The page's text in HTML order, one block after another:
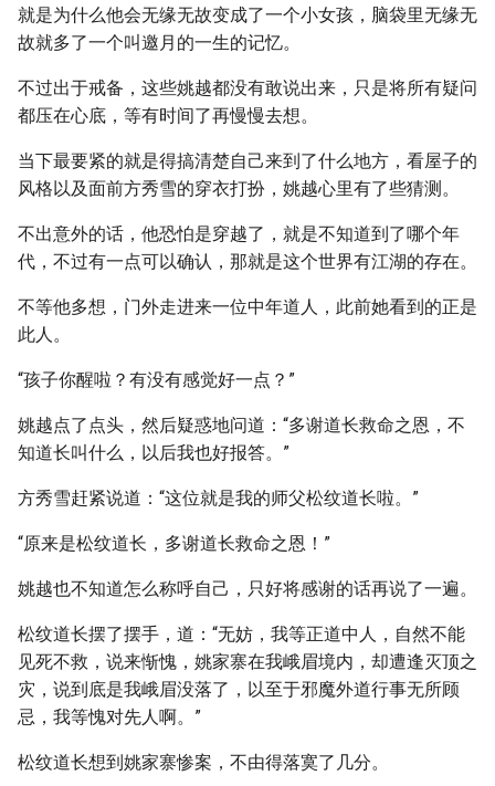
就是为什么他会无缘无故变成了一个小女孩，脑袋里无缘无
故就多了一个叫邀月的一生的记忆。
不过出于戒备，这些姚越都没有敢说出来，只是将所有疑问
都压在心底，等有时间了再慢慢去想。
当下最要紧的就是得搞清楚自己来到了什么地方，看屋子的
风格以及面前方秀雪的穿衣打扮，姚越心里有了些猜测。
不出意外的话，他恐怕是穿越了，就是不知道到了哪个年
代，不过有一点可以确认，那就是这个世界有江湖的存在。
不等他多想，门外走进来一位中年道人，此前她看到的正是
此人。
“孩子你醒啦？有没有感觉好一点？”
姚越点了点头，然后疑惑地问道：“多谢道长救命之恩，不
知道长叫什么，以后我也好报答。”
方秀雪赶紧说道：“这位就是我的师父松纹道长啦。”
“原来是松纹道长，多谢道长救命之恩！”
姚越也不知道怎么称呼自己，只好将感谢的话再说了一遍。
松纹道长摆了摆手，道：“无妨，我等正道中人，自然不能
见死不救，说来惭愧，姚家寨在我峨眉境内，却遭逢灭顶之
灾，说到底是我峨眉没落了，以至于邪魔外道行事无所顾
忌，我等愧对先人啊。”
松纹道长想到姚家寨惨案，不由得落寞了几分。